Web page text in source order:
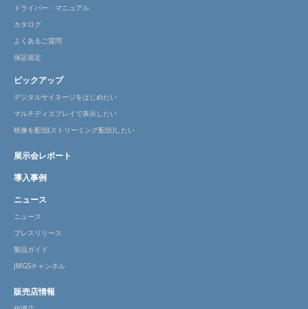
ドライバー・マニュアル
カタログ
よくあるご質問
保証規定
ピックアップ
デジタルサイネージをはじめたい
マルチディスプレイで表示したい
映像を配信(ストリーミング配信)したい
展示会レポート
導入事例
ニュース
ニュース
プレスリリース
製品ガイド
JMGSチャンネル
販売店情報